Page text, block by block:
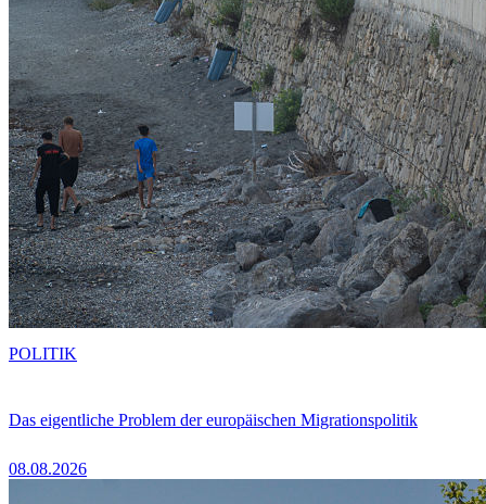
Das eigentliche Problem der europäischen Migrationspolitik
08.08.2026
POLITIK